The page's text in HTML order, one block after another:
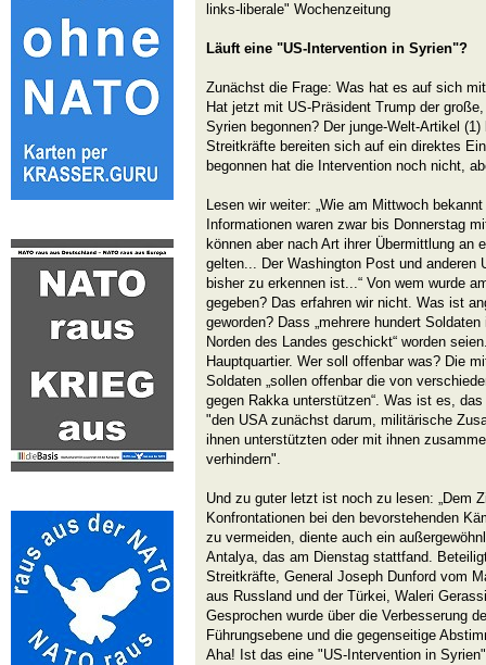
links-liberale" Wochenzeitung
Läuft eine "US-Intervention in Syrien"?
Zunächst die Frage: Was hat es auf sich
Hat jetzt mit US-Präsident Trump der
Syrien begonnen? Der junge-Welt-Artikel
Streitkräfte bereiten sich auf ein direktes
begonnen hat die Intervention noch nicht,
Lesen wir weiter: „Wie am Mittwoch
Informationen waren zwar bis Donnerstag
können aber nach Art ihrer Übermittlung an
gelten... Der Washington Post und anderen
bisher zu erkennen ist...“ Von wem wurde
gegeben? Das erfahren wir nicht. Was ist
geworden? Dass „mehrere hundert
Norden des Landes geschickt“ worden
Hauptquartier. Wer soll offenbar was? Die
Soldaten „sollen offenbar die von
gegen Rakka unterstützen“. Was ist es,
"den USA zunächst darum, militärische
ihnen unterstützten oder mit ihnen
verhindern".
Und zu guter letzt ist noch zu lesen: „Dem
Konfrontationen bei den bevorstehenden
zu vermeiden, diente auch ein
Antalya, das am Dienstag stattfand.
Streitkräfte, General Joseph Dunford vom
aus Russland und der Türkei, Waleri
Gesprochen wurde über die Verbesserung
Führungsebene und die gegenseitige
Aha! Ist das eine "US-Intervention in